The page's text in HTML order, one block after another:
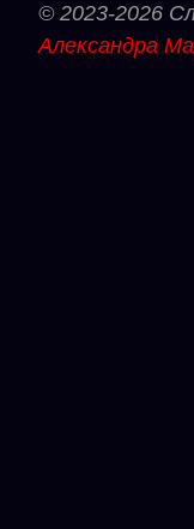
© 2023-2026
Александра